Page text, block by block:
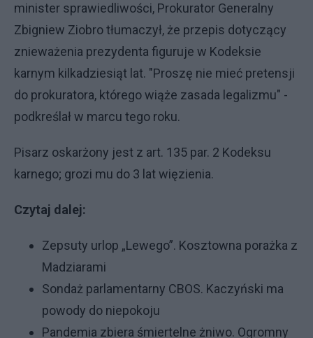
minister sprawiedliwości, Prokurator Generalny
Zbigniew Ziobro tłumaczył, że przepis dotyczący
znieważenia prezydenta figuruje w Kodeksie
karnym kilkadziesiąt lat. "Proszę nie mieć pretensji
do prokuratora, którego wiąże zasada legalizmu" -
podkreślał w marcu tego roku.
Pisarz oskarżony jest z art. 135 par. 2 Kodeksu
karnego; grozi mu do 3 lat więzienia.
Czytaj dalej:
Zepsuty urlop „Lewego”. Kosztowna porażka z
Madziarami
Sondaż parlamentarny CBOS. Kaczyński ma
powody do niepokoju
Pandemia zbiera śmiertelne żniwo. Ogromny